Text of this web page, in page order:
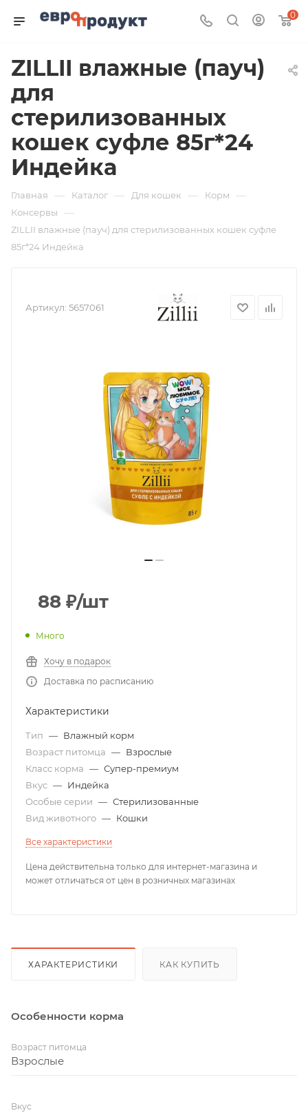
0
ZILLII влажные (пауч)
для
стерилизованных
кошек суфле 85г*24
Индейка
Главная — Каталог — Для кошек — Корм —
Консервы —
ZILLII влажные (пауч) для стерилизованных кошек суфле
85г*24 Индейка
Артикул: 5657061
88 ₽/шт
Много
Хочу в подарок
Доставка по расписанию
Характеристики
Тип — Влажный корм
Возраст питомца — Взрослые
Класс корма — Супер-премиум
Вкус — Индейка
Особые серии — Стерилизованные
Вид животного — Кошки
Все характеристики
Цена действительна только для интернет-магазина и
может отличаться от цен в розничных магазинах
ХАРАКТЕРИСТИКИ КАК КУПИТЬ
Особенности корма
Возраст питомца
Взрослые
Вкус